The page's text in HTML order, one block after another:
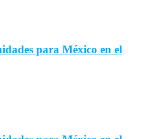
para México en el